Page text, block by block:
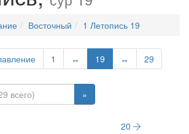
Восточный 1 Летопись 19
1 ↔ 19 ↔ 29
»
20